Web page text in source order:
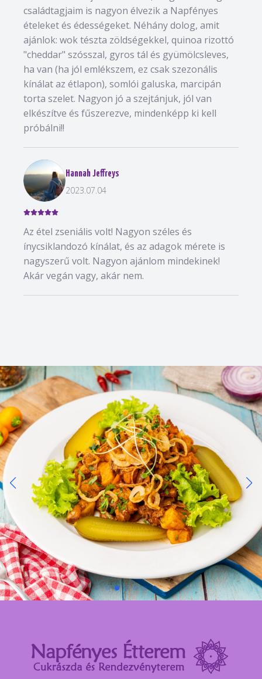
családtagjaim is nagyon élvezik a Napfényes
ételeket és édességeket. Néhány dolog, amit
ajánlok: wok tészta zöldségekkel, quinoa rizottó
"cheddar" szósszal, gyros tál és gyümölcsleves,
ha van (ha jól emlékszem, ez csak szezonális
kínálat az étlapon), somlói galuska, marcipán
torta szelet. Nagyon jó a szejtánjuk, jól van
elkészítve és fűszerezve, mindenképp ki kell
próbálni!!
Hannah Jeffreys
2023.07.04
Az étel zseniális volt! Nagyon széles és
ínycsiklandozó kínálat, és az adagok mérete is
nagyszerű volt. Nagyon ajánlom mindekinek!
Akár vegán vagy, akár nem.